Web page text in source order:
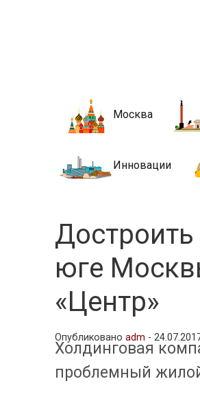
Москва
Инновации
юге
«Центр»
Опубликованоadm -
Холдинговая
проблемный